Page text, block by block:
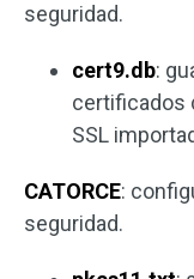
seguridad.
cert9.db:
certificados
SSL
CATORCE:
seguridad.